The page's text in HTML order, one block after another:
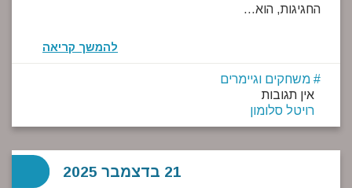
החגיגות, הוא…
להמשך קריאה
משחקים וגיימרים
אין תגובות
רויטל סלומון
21 בדצמבר 2025